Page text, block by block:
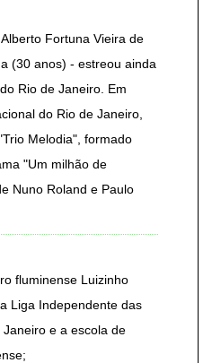
Fortuna Vieira de
(30 anos) - estreou ainda
Rio de Janeiro. Em
do Rio de Janeiro,
Melodia", formado
"Um milhão de
Nuno Roland e Paulo
fluminense Luizinho
Liga Independente das
e a escola de